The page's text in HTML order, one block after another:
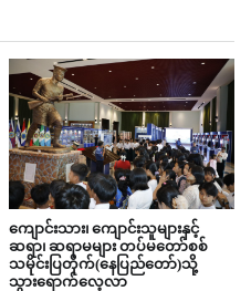
ကျောင်းသား၊ ကျောင်းသူများနှင့်
ဆရာ၊ ဆရာမများ တပ်မတော်စစ်
သမိုင်းပြတိုက်(နေပြည်တော်)သို့
သွားရောက်လေ့လာ